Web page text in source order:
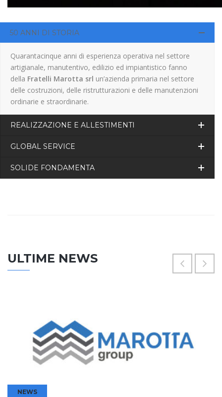
50 ANNI DI STORIA
Quarantacinque anni di esperienza operativa nel settore
artigianale, manutentivo, edilizio ed impiantistico fanno
della Fratelli Marotta srl un’azienda primaria nel settore
delle costruzioni, delle ristrutturazioni e delle manutenzioni
ordinarie e straordinarie.
REALIZZAZIONE E ALLESTIMENTI
GLOBAL SERVICE
SOLIDE FONDAMENTA
ULTIME NEWS
NEWS